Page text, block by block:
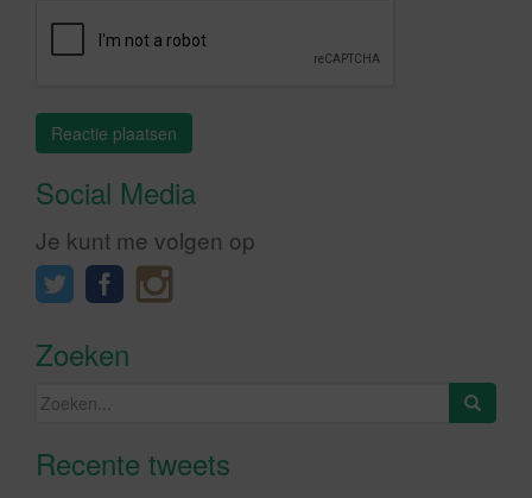
Social Media
Je kunt me volgen op
Zoeken
Zoeken
Recente tweetsKlik om marketing cookies te